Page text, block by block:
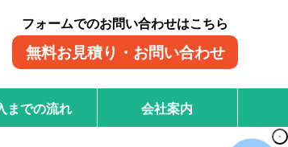
フォームでのお問い合わせはこちら
無料お見積り・お問い合わせ
までの流れ 会社案内